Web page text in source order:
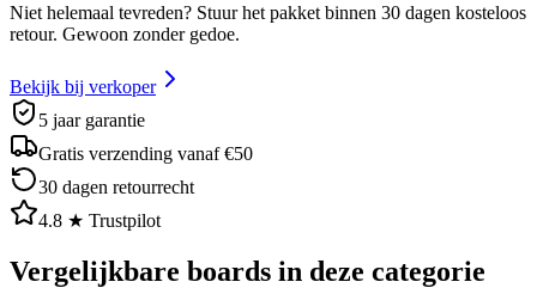
Niet helemaal tevreden? Stuur het pakket binnen 30 dagen kosteloos
retour. Gewoon zonder gedoe.
Bekijk bij verkoper
5 jaar garantie
Gratis verzending vanaf €50
30 dagen retourrecht
4.8 ★ Trustpilot
Vergelijkbare boards in deze categorie